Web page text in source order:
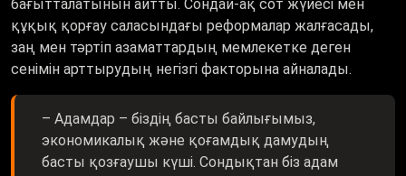
заң мен тәртіп азаматтардың мемлекетке деген
сенімін арттырудың негізгі факторына айналады.
– Адамдар – біздің басты байлығымыз,
экономикалық және қоғамдық дамудың
басты қозғаушы күші. Сондықтан біз адам
әлеуетін арттыруға бағытталған стратегиялық